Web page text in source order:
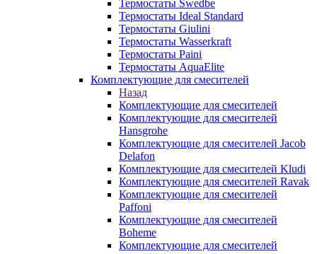
Термостаты Swedbe
Термостаты Ideal Standard
Термостаты Giulini
Термостаты Wasserkraft
Термостаты Paini
Термостаты AquaElite
Комплектующие для смесителей
Назад
Комплектующие для смесителей
Комплектующие для смесителей
Hansgrohe
Комплектующие для смесителей Jacob
Delafon
Комплектующие для смесителей Kludi
Комплектующие для смесителей Ravak
Комплектующие для смесителей
Paffoni
Комплектующие для смесителей
Boheme
Комплектующие для смесителей